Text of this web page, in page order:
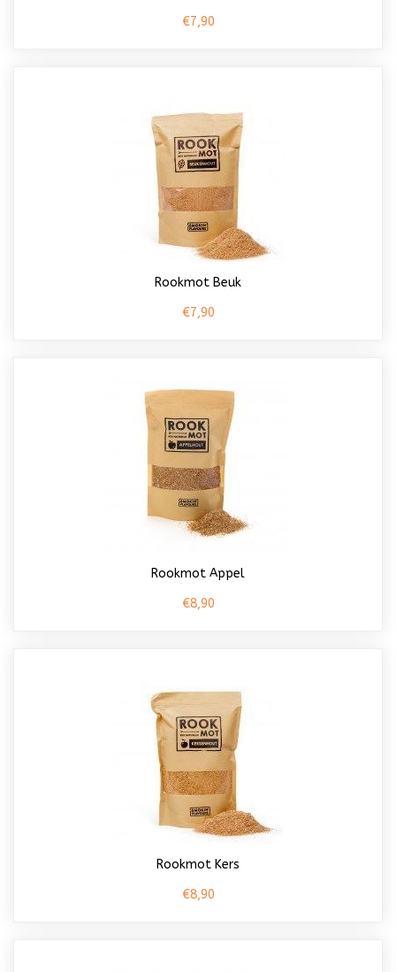
€7,90
Rookmot Beuk
€7,90
Rookmot Appel
€8,90
Rookmot Kers
€8,90